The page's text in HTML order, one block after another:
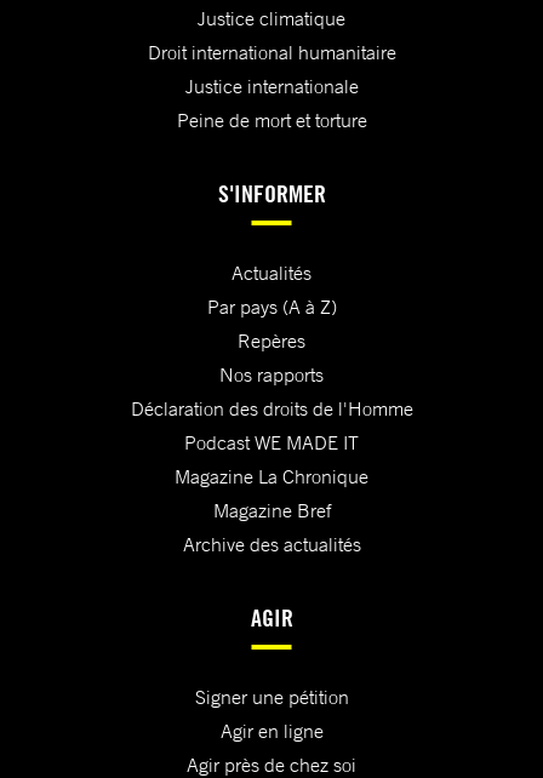
Justice climatique
Droit international humanitaire
Justice internationale
Peine de mort et torture
S'INFORMER
Actualités
Par pays (A à Z)
Repères
Nos rapports
Déclaration des droits de l'Homme
Podcast WE MADE IT
Magazine La Chronique
Magazine Bref
Archive des actualités
AGIR
Signer une pétition
Agir en ligne
Agir près de chez soi